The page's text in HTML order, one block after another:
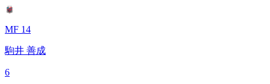
MF 14
駒井 善成
6